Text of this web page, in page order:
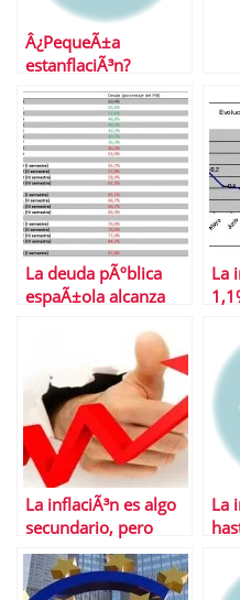
Â¿PequeÃ±a
estanflaciÃ³n?
La deuda pÃºblica
espaÃ±ola alcanza
La
La inflaciÃ³n es algo
secundario, pero
sÃ³lo por ahora
La